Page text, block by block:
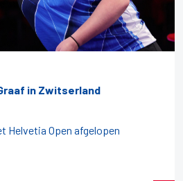
in Zwitserland
Helvetia Open afgelopen